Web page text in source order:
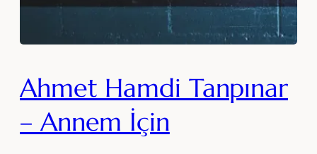
Ahmet Hamdi Tanpınar
– Annem İçin